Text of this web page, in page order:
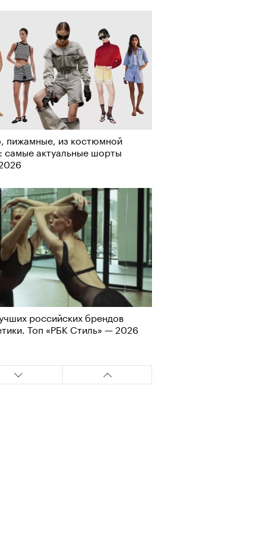
пижамные, из костюмной
самые актуальные шорты
российских брендов
Топ «РБК Стиль» — 2026
Визионеры» и masters:dom
первую резиденцию
Altman Talks: «Умение
— это освобождающая